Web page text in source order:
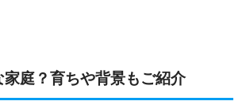
庭？育ちや背景もご紹介